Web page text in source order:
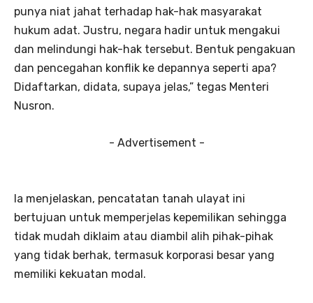
punya niat jahat terhadap hak-hak masyarakat
hukum adat. Justru, negara hadir untuk mengakui
dan melindungi hak-hak tersebut. Bentuk pengakuan
dan pencegahan konflik ke depannya seperti apa?
Didaftarkan, didata, supaya jelas,” tegas Menteri
Nusron.
- Advertisement -
Ia menjelaskan, pencatatan tanah ulayat ini
bertujuan untuk memperjelas kepemilikan sehingga
tidak mudah diklaim atau diambil alih pihak-pihak
yang tidak berhak, termasuk korporasi besar yang
memiliki kekuatan modal.